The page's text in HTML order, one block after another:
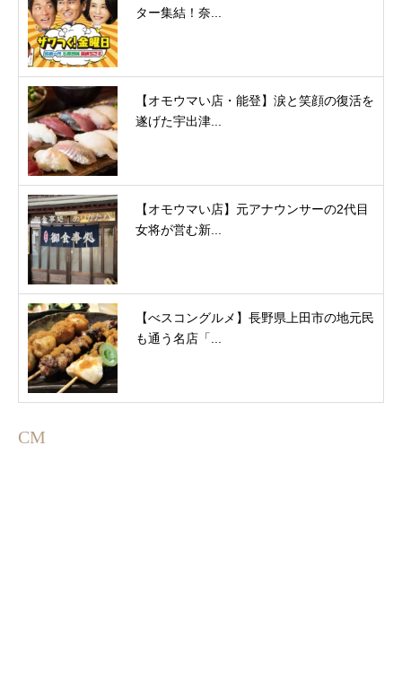
ター集結！奈...
【オモウマい店・能登】涙と笑顔の復活を
遂げた宇出津...
【オモウマい店】元アナウンサーの2代目
女将が営む新...
【べスコングルメ】長野県上田市の地元民
も通う名店「...
CM